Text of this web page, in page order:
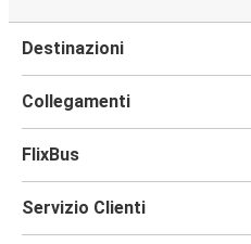
Destinazioni
Collegamenti
FlixBus
Servizio Clienti